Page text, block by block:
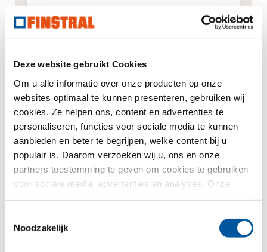
Deze website gebruikt Cookies
Om u alle informatie over onze producten op onze
websites optimaal te kunnen presenteren, gebruiken wij
cookies. Ze helpen ons, content en advertenties te
personaliseren, functies voor sociale media te kunnen
aanbieden en beter te begrijpen, welke content bij u
populair is. Daarom verzoeken wij u, ons en onze
partners toestemming te geven om cookies te gebruiken
voor sociale media, advertenties en analyses. Onze
kader van uw gebruik van de diensten hebben
Noodzakelijk
Postcode* Plaats*
Land*
A.U.B. selecteren
Uw geselecteerde demo